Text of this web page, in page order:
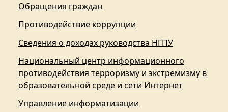
Обращения граждан
Противодействие коррупции
Сведения о доходах руководства НГПУ
Национальный центр информационного
противодействия терроризму и экстремизму в
образовательной среде и сети Интернет
Управление информатизации